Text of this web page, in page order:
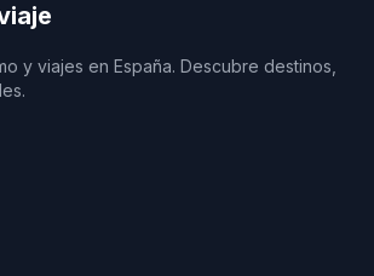
y viajes en España. Descubre destinos,